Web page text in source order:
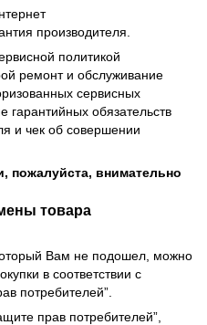
производителя.
политикой
ремонт и обслуживание
сервисных
гарантийных обязательств
и чек об совершении
пожалуйста, внимательно
товара
Вам не подошел, можно
в соответствии с
потребителей”.
прав потребителей”,